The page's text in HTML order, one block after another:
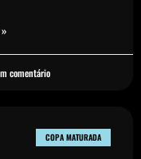
comentário
COPA MATURADA